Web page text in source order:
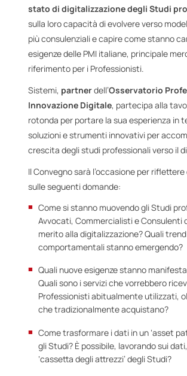
stato di digitalizzazione degli Studi
sulla loro capacità di evolvere verso
più consulenziali e capire come stanno
esigenze delle PMI italiane, principale
riferimento per i Professionisti.
Sistemi, partnerdell’Osservatorio
Innovazione Digitale, partecipa alla
rotonda per portare la sua esperienza in
soluzioni e strumenti innovativi per
crescita degli studi professionali verso il
Il Convegno sarà l’occasione per
sulle seguenti domande:
Come si stanno muovendo gli Studi
Avvocati, Commercialisti e Consulenti
merito alla digitalizzazione? Quali trend
comportamentali stanno emergendo?
Quali nuove esigenze stanno
Quali sono i servizi che vorrebbero
Professionisti abitualmente utilizzati,
che tradizionalmente acquistano?
Come trasformare i dati in un ‘asset
gli Studi? È possibile, lavorando sui
‘cassetta degli attrezzi’ degli Studi?